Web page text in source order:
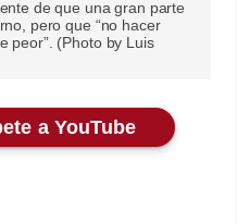
de que una gran parte
pero que “no hacer
peor”. (Photo by Luis
a YouTube